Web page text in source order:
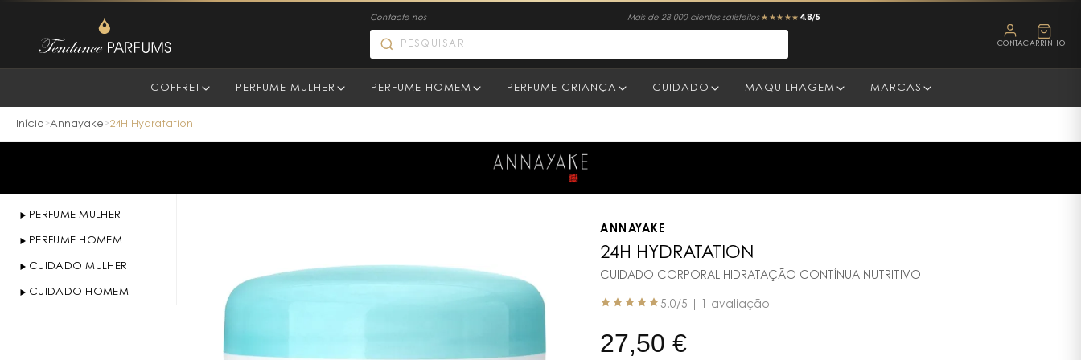
Contacte-nos Mais de 28 000 clientes satisfeitos ★★★★★ 4.8/5
CONTACARRINHO
COFFRET PERFUME MULHER PERFUME HOMEM PERFUME CRIANÇA CUIDADO MAQUILHAGEM MARCAS
Início>Annayake>24H Hydratation
PERFUME MULHER
PERFUME HOMEM
CUIDADO MULHER
CUIDADO HOMEM
ANNAYAKE
24H HYDRATATION
CUIDADO CORPORAL HIDRATAÇÃO CONTÍNUA NUTRITIVO
5.0/5 | 1 avaliação
27,50 €